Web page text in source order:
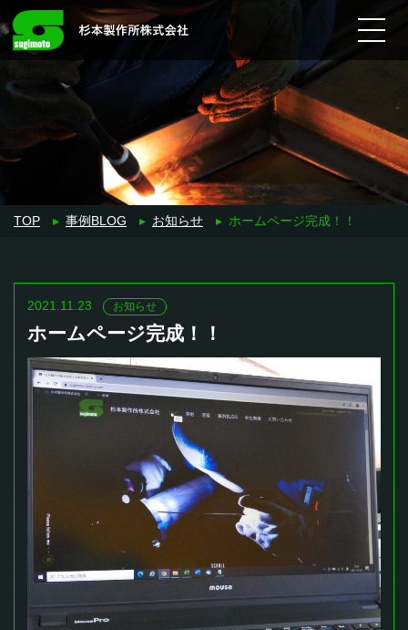
宮崎県日向市の地域に密着
Main Navigation
TOP ▸ 事例BLOG ▸ お知らせ ▸ ホームページ完成！！
2021.11.23 お知らせ
ホームページ完成！！